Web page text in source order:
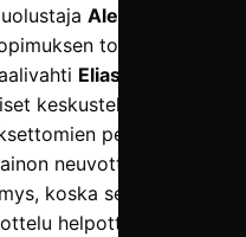
Aleksi Inkisellä
toinen kausi, ja
Elias Alasella
keskustelut
pelaajien
neuvotteluissa saa
koska sen ratkettua
helpottuu.